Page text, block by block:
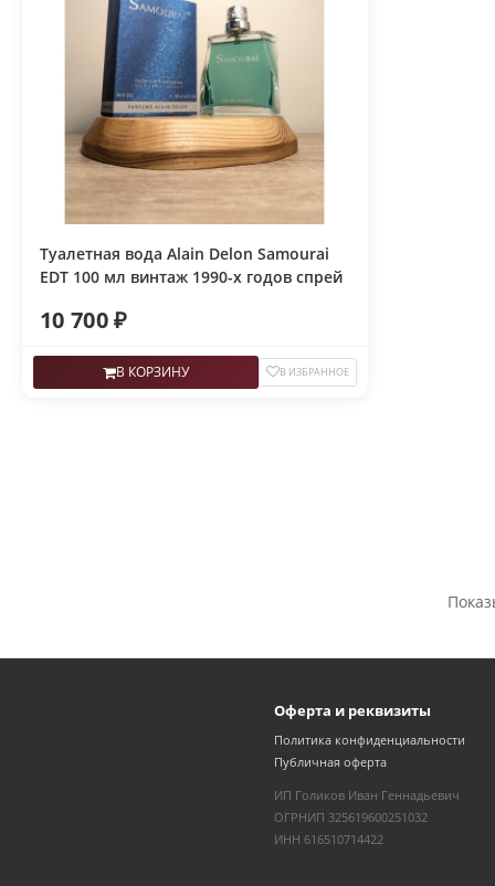
Туалетная вода Alain Delon Samourai
EDT 100 мл винтаж 1990-х годов спрей
10 700 ₽
В КОРЗИНУ В ИЗБРАННОЕ
Оферта и реквизиты
Политика конфиденциальности
Публичная оферта
ИП Голиков Иван Геннадьевич
ОГРНИП 325619600251032
ИНН 616510714422